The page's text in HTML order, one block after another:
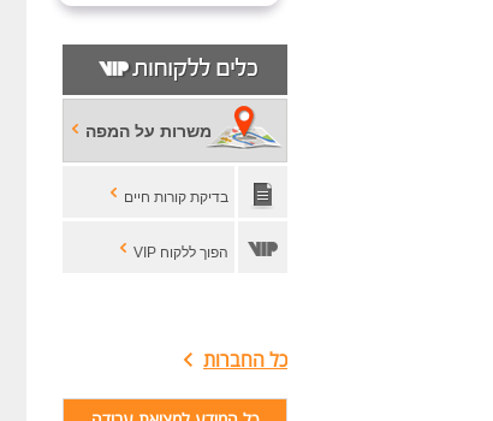
משרות על המפה
בדיקת קורות חיים
הפוך ללקוח VIP
כל החברות